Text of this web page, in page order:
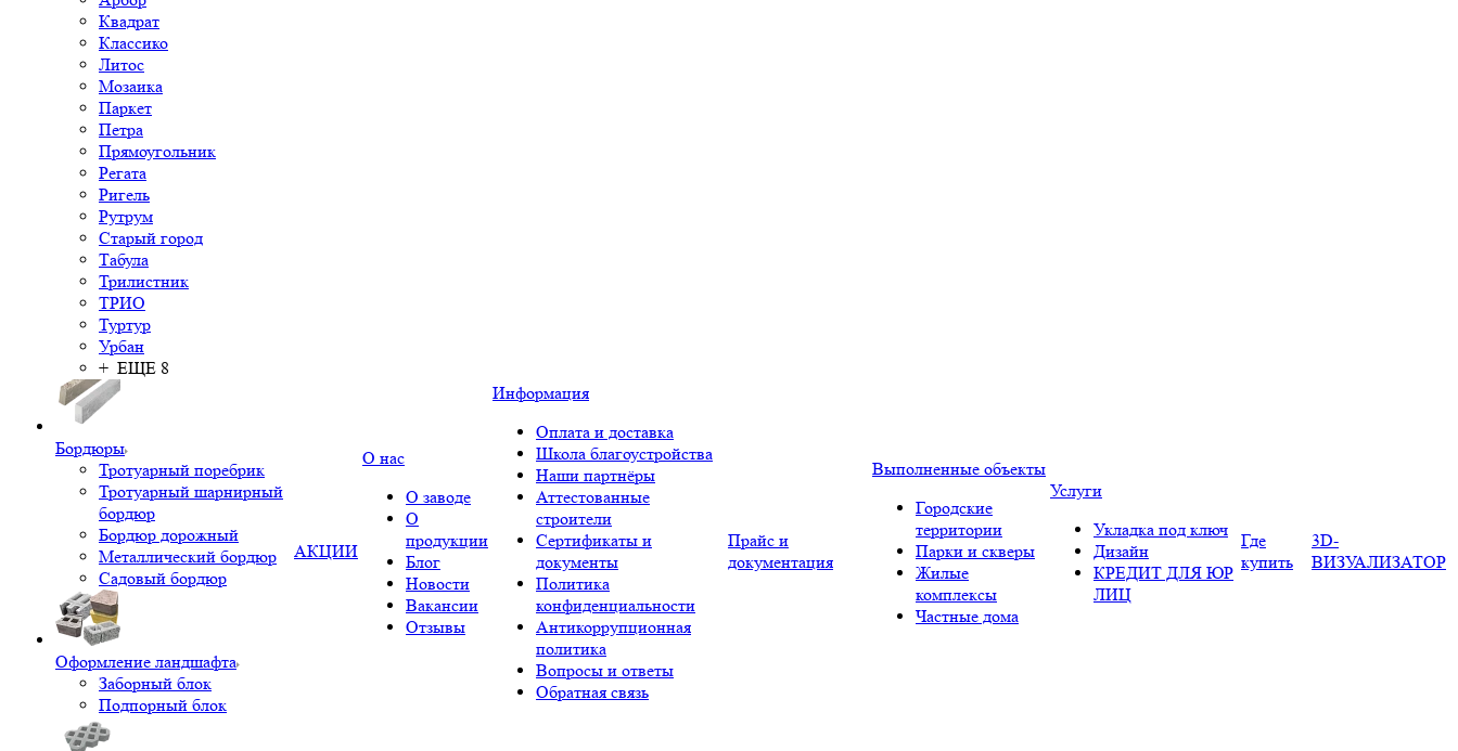
Квадрат
Классико
Литос
Мозаика
Паркет
Петра
Прямоугольник
Регата
Ригель
Рутрум
Старый город
Табула
Трилистник
ТРИО
Туртур
Урбан
+ ЕЩЕ 8
Бордюры
Тротуарный поребрик
Тротуарный шарнирный
бордюр
Бордюр дорожный
Металлический бордюр
Садовый бордюр
Оформление ландшафта
Заборный блок
Подпорный блок
АКЦИИ
О нас
О заводе
О
продукции
Блог
Новости
Вакансии
Отзывы
Информация
Оплата и доставка
Школа благоустройства
Наши партнёры
Аттестованные
строители
Сертификаты и
документы
Политика
конфиденциальности
Антикоррупционная
политика
Вопросы и ответы
Обратная связь
Прайс и
документация
Выполненные объекты
Городские
территории
Парки и скверы
Жилые
комплексы
Частные дома
Услуги
Укладка под ключ
Дизайн
КРЕДИТ ДЛЯ ЮР
ЛИЦ
Где
купить
3D-
ВИЗУАЛИЗАТОР